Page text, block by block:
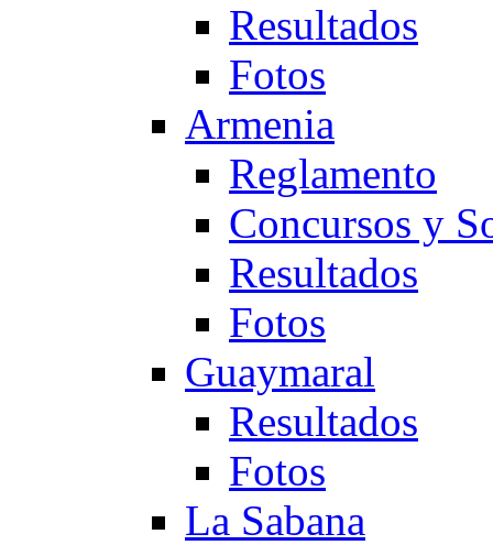
Resultados
Fotos
Armenia
Reglamento
Concursos y
Resultados
Fotos
Guaymaral
Resultados
Fotos
La Sabana